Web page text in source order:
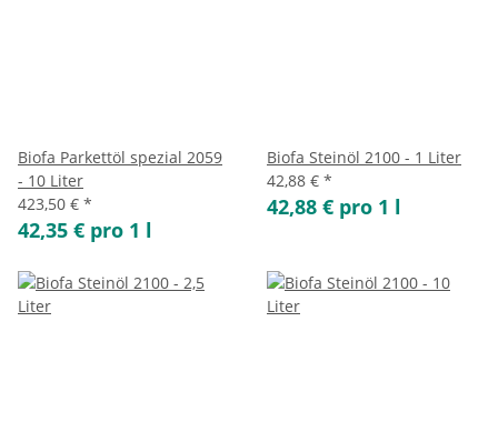
Biofa Parkettöl spezial 2059
- 10 Liter
423,50 € *
42,35 € pro 1 l
Biofa Steinöl 2100 - 1 Liter
42,88 € *
42,88 € pro 1 l